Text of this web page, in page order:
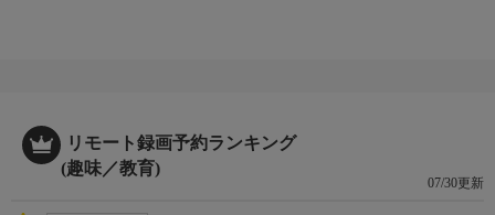
リモート録画予約ランキング
(趣味／教育)
07/30更新